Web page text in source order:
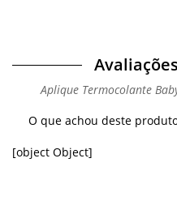
Aplique Termocolante
O que achou deste
[object Object]